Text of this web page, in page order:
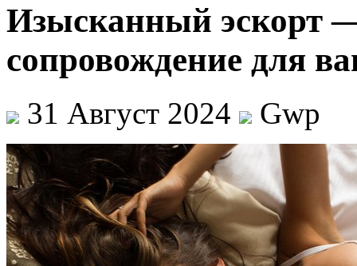
Изысканный эскорт
сопровождение для
31 Август 2024 Gwp